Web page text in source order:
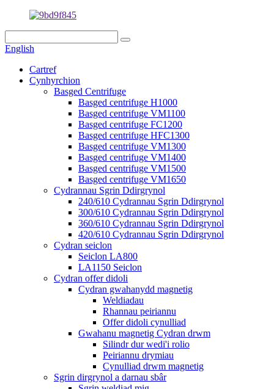
English
Cartref
Cynhyrchion
Basged Centrifuge
Basged centrifuge H1000
Basged centrifuge VM1100
Basged centrifuge FC1200
Basged centrifuge HFC1300
Basged centrifuge VM1300
Basged centrifuge VM1400
Basged centrifuge VM1500
Basged centrifuge VM1650
Cydrannau Sgrin Ddirgrynol
240/610 Cydrannau Sgrin Ddirgrynol
300/610 Cydrannau Sgrin Ddirgrynol
360/610 Cydrannau Sgrin Ddirgrynol
420/610 Cydrannau Sgrin Ddirgrynol
Cydran seiclon
Seiclon LA800
LA1150 Seiclon
Cydran offer didoli
Cydran gwahanydd magnetig
Weldiadau
Rhannau peiriannu
Offer didoli cynulliad
Gwahanu magnetig Cydran drwm
Silindr dur wedi'i rolio
Peiriannu drymiau
Cynulliad drwm magnetig
Sgrin dirgrynol a darnau sbâr